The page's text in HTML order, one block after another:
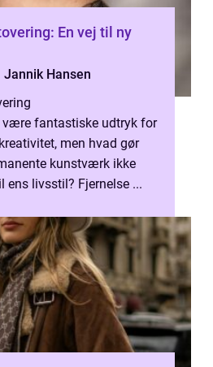
En vej til ny
Jannik Hansen
være fantastiske udtryk for
men hvad gør
kunstværk ikke
ens livsstil? Fjernelse ...